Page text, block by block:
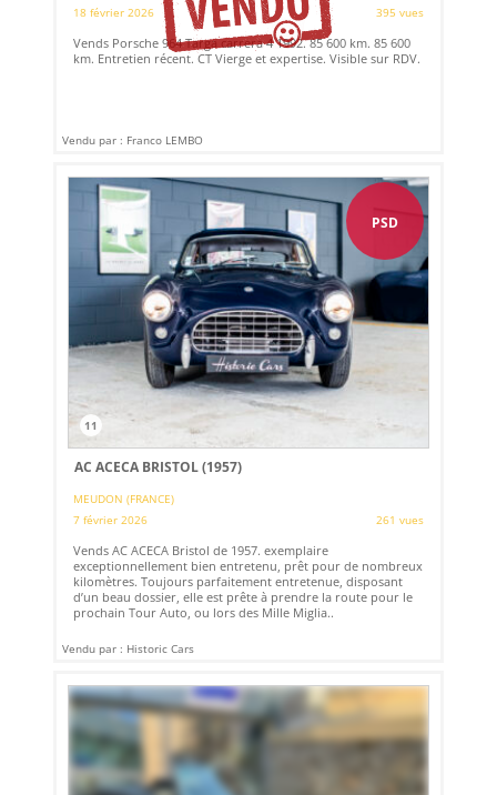
18 février 2026
395 vues
Vends Porsche 964 Targa carrera 4 1992. 85 600 km. 85 600
km. Entretien récent. CT Vierge et expertise. Visible sur RDV.
Vendu par : Franco LEMBO
PSD
11
AC ACECA BRISTOL (1957)
MEUDON (FRANCE)
7 février 2026
261 vues
Vends AC ACECA Bristol de 1957. exemplaire
exceptionnellement bien entretenu, prêt pour de nombreux
kilomètres. Toujours parfaitement entretenue, disposant
d’un beau dossier, elle est prête à prendre la route pour le
prochain Tour Auto, ou lors des Mille Miglia..
Vendu par : Historic Cars